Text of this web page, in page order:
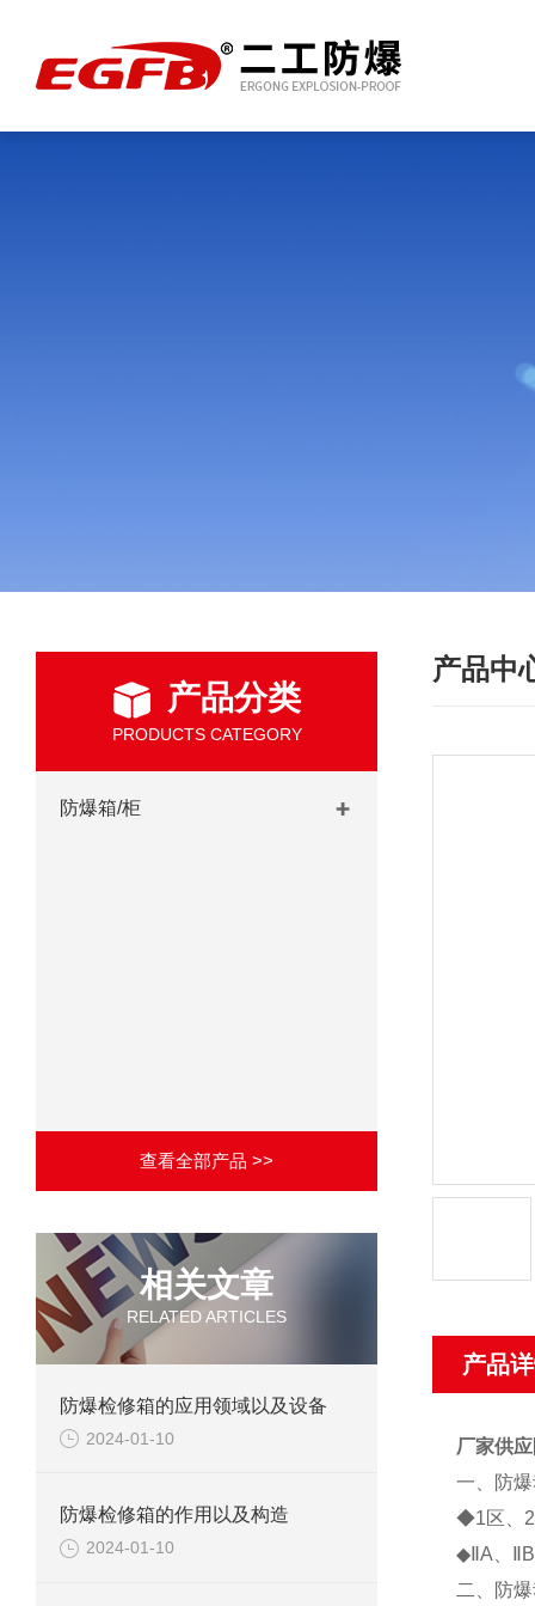
产品分类
PRODUCTS CATEGORY
防爆箱/柜
查看全部产品 >>
相关文章
RELATED ARTICLES
防爆检修箱的应用领域以及设备
2024-01-10
防爆检修箱的作用以及构造
2024-01-10
产品中
产品
厂家供
一、防
◆1区、
◆ⅡA、
二、防